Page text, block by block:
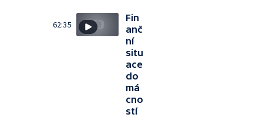
62:35
Fin
anč
ní
situ
ace
do
má
cno
stí